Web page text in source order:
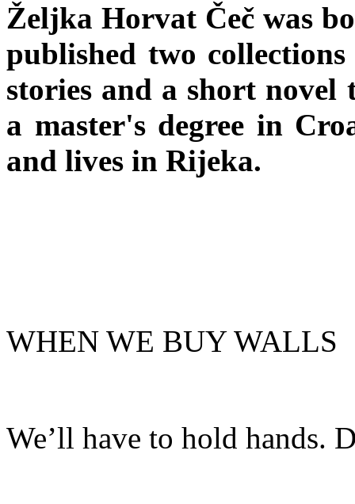
Željka Horvat Čeč was
published two
stories and a short novel
a master's degree in
and lives in Rijeka.
WHEN WE BUY WALLS
We’ll have to hold hands.